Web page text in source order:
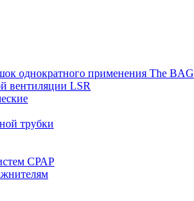
однократного применения The BAG
вентиляции LSR
трубки
СРАР